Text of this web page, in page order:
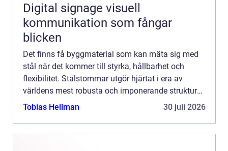
Digital signage visuell
kommunikation som fångar
blicken
Det finns få byggmaterial som kan mäta sig med
stål när det kommer till styrka, hållbarhet och
flexibilitet. Stålstommar utgör hjärtat i era av
världens mest robusta och imponerande strukturer.
Denna a...
Tobias Hellman 30 juli 2026